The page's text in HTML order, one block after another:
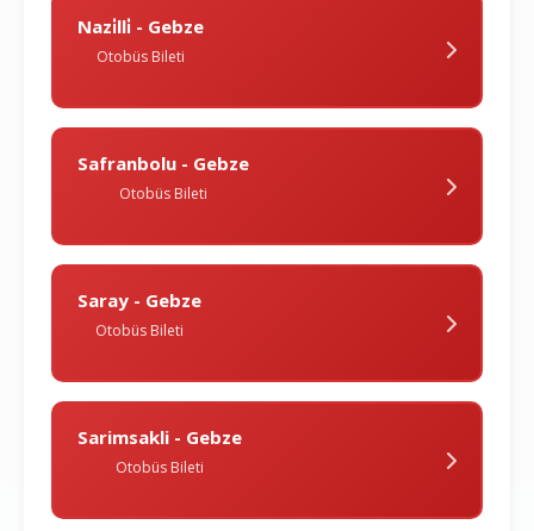
Nazi̇lli̇ - Gebze
Otobüs Bileti
Safranbolu - Gebze
Otobüs Bileti
Saray - Gebze
Otobüs Bileti
Sarimsakli - Gebze
Otobüs Bileti